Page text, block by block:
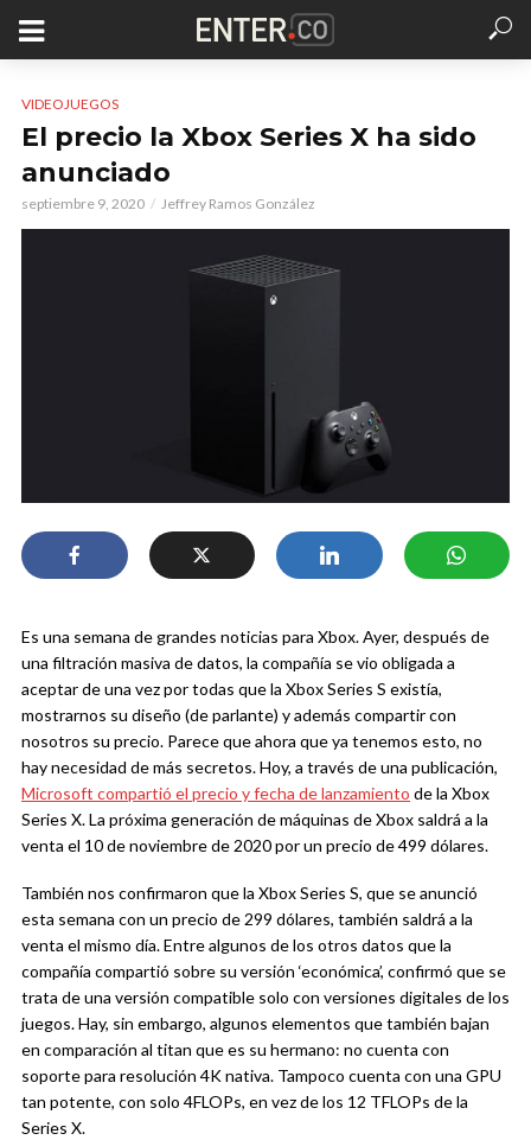
VIDEOJUEGOS
El precio la Xbox Series X ha sido
anunciado
septiembre 9, 2020 Jeffrey Ramos González
Es una semana de grandes noticias para Xbox. Ayer, después de
una filtración masiva de datos, la compañía se vio obligada a
aceptar de una vez por todas que la Xbox Series S existía,
mostrarnos su diseño (de parlante) y además compartir con
nosotros su precio. Parece que ahora que ya tenemos esto, no
hay necesidad de más secretos. Hoy, a través de una publicación,
Microsoft compartió el precio y fecha de lanzamiento de la Xbox
Series X. La próxima generación de máquinas de Xbox saldrá a la
venta el 10 de noviembre de 2020 por un precio de 499 dólares.
También nos confirmaron que la Xbox Series S, que se anunció
esta semana con un precio de 299 dólares, también saldrá a la
venta el mismo día. Entre algunos de los otros datos que la
compañía compartió sobre su versión ‘económica’, confirmó que se
trata de una versión compatible solo con versiones digitales de los
juegos. Hay, sin embargo, algunos elementos que también bajan
en comparación al titan que es su hermano: no cuenta con
soporte para resolución 4K nativa. Tampoco cuenta con una GPU
tan potente, con solo 4FLOPs, en vez de los 12 TFLOPs de la
Series X.